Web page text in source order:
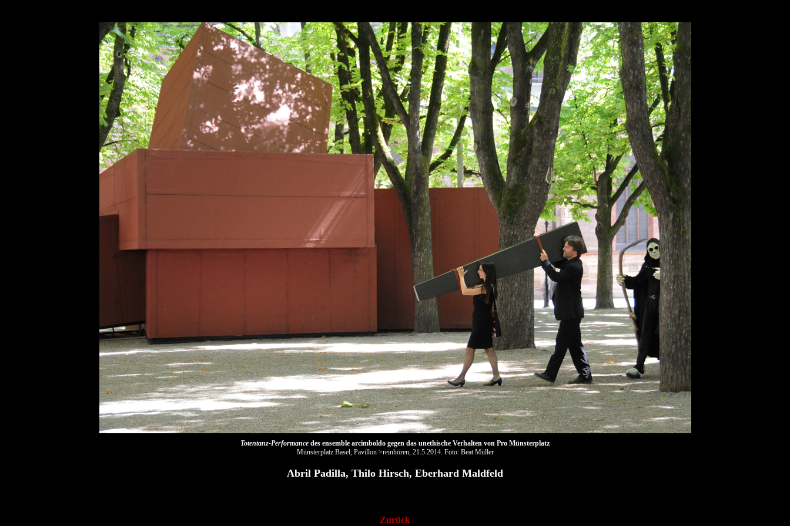
Totentanz-Performance des ensemble arcimboldo gegen das unethische Verhalten von Pro Münsterplatz
Münsterplatz Basel, Pavillon >reinhören, 21.5.2014. Foto: Beat Müller
Abril Padilla, Thilo Hirsch, Eberhard Maldfeld
Zurück